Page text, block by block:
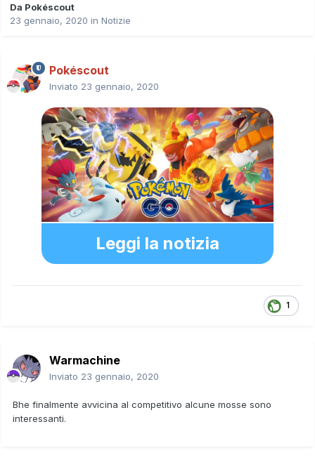
Da Pokéscout
23 gennaio, 2020 in Notizie
Pokéscout
Inviato 23 gennaio, 2020
Leggi la notizia
1
Warmachine
Inviato 23 gennaio, 2020
Bhe finalmente avvicina al competitivo alcune mosse sono
interessanti.